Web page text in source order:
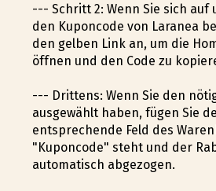
--- Schritt 2: Wenn Sie sich auf
den Kuponcode von Laranea
den gelben Link an, um die
öffnen und den Code zu
--- Drittens: Wenn Sie den
ausgewählt haben, fügen Sie
entsprechende Feld des
"Kuponcode" steht und der
automatisch abgezogen.